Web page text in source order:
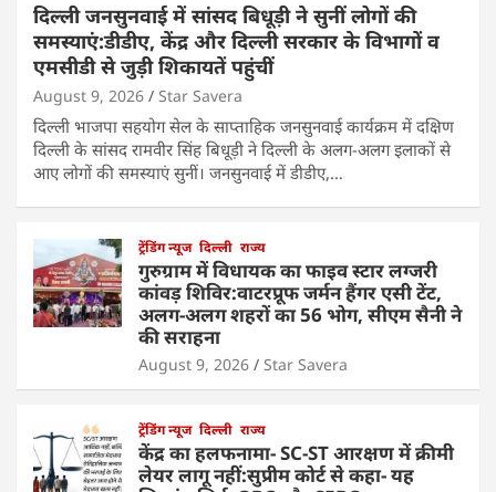
दिल्ली जनसुनवाई में सांसद बिधूड़ी ने सुनीं लोगों की
समस्याएं:डीडीए, केंद्र और दिल्ली सरकार के विभागों व
एमसीडी से जुड़ी शिकायतें पहुंचीं
August 9, 2026 Star Savera
दिल्ली भाजपा सहयोग सेल के साप्ताहिक जनसुनवाई कार्यक्रम में दक्षिण
दिल्ली के सांसद रामवीर सिंह बिधूड़ी ने दिल्ली के अलग-अलग इलाकों से
आए लोगों की समस्याएं सुनीं। जनसुनवाई में डीडीए,…
ट्रेंडिंग न्यूज दिल्ली राज्य
गुरुग्राम में विधायक का फाइव स्टार लग्जरी
कांवड़ शिविर:वाटरप्रूफ जर्मन हैंगर एसी टेंट,
अलग-अलग शहरों का 56 भोग, सीएम सैनी ने
की सराहना
August 9, 2026 Star Savera
ट्रेंडिंग न्यूज दिल्ली राज्य
केंद्र का हलफनामा- SC-ST आरक्षण में क्रीमी
लेयर लागू नहीं:सुप्रीम कोर्ट से कहा- यह